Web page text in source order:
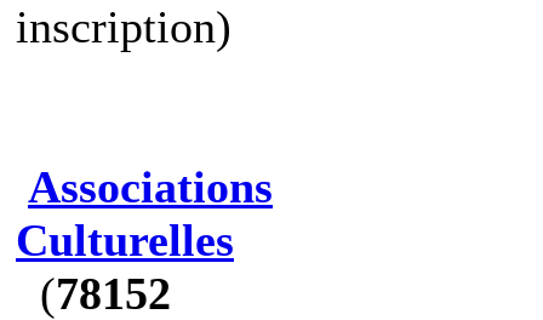
inscription)
Associations
Culturelles
(78152